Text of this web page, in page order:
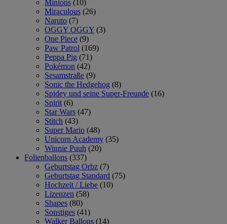
Minions (10)
Miraculous (26)
Naruto (7)
OGGY OGGY (3)
One Piece (9)
Paw Patrol (169)
Peppa Pig (71)
Pokémon (42)
Sesamstraße (9)
Sonic the Hedgehog (8)
Spidey und seine Super-Freunde (16)
Spirit (6)
Star Wars (47)
Stitch (43)
Super Mario (48)
Unicorn Academy (35)
Winnie Puuh (20)
Folienballons (337)
Geburtstag Orbz (7)
Geburtstag Standard (75)
Hochzeit / Liebe (10)
Lizenzen (58)
Shapes (80)
Sonstiges (41)
Walker Ballons (14)